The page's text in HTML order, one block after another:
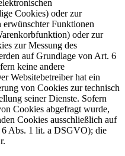
Cookies) oder zur
Funktionen
oder zur
zur Messung des
auf Grundlage von Art. 6
keine andere
Websitebetreiber hat ein
von Cookies zur technisch
seiner Dienste. Sofern
Cookies abgefragt wurde,
Cookies ausschließlich auf
Abs. 1 lit. a DSGVO); die